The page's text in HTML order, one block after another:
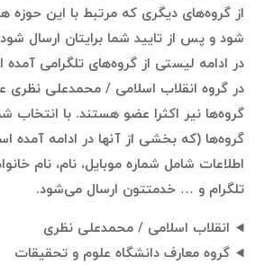
از گروه‌های دیگری که مرتبط با این حوزه
شود و پس از تایید شما برایتان ارسال
در ادامه لیستی از گروه‌های تلگرامی
در گروه انقلاب اسلامی / محمدعلی نظری
گروه‌ها نیر اکثرا عضو هستند. با انتخاب
گروه‌ها (که بخشی از آنها در ادامه آمده
اطلاعات شامل شماره موبایل، نام، نام
تلگرام و … خدمتتون ارسال می‌شود.
انقلاب اسلامی / محمدعلی نظری
گروه معارف دانشگاه علوم و تحقیقات